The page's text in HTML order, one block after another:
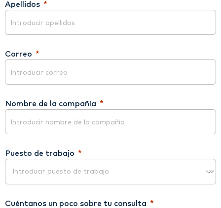
Apellidos
Correo
Nombre de la compañía
Puesto de trabajo
Cuéntanos un poco sobre tu consulta